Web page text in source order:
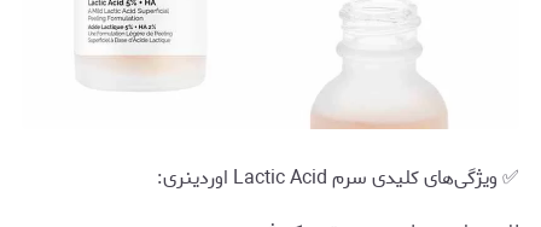
✅ ویژگی‌های کلیدی سرم Lactic Acid اوردینری: